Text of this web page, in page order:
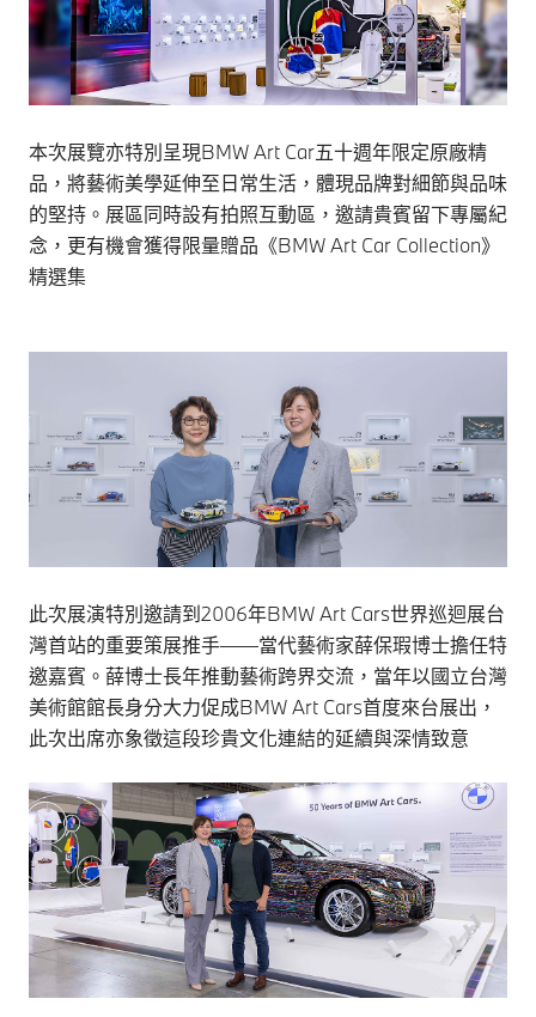
本次展覽亦特別呈現BMW Art Car五十週年限定原廠精
品，將藝術美學延伸至日常生活，體現品牌對細節與品味
的堅持。展區同時設有拍照互動區，邀請貴賓留下專屬紀
念，更有機會獲得限量贈品《BMW Art Car Collection》
精選集
此次展演特別邀請到2006年BMW Art Cars世界巡迴展台
灣首站的重要策展推手——當代藝術家薛保瑕博士擔任特
邀嘉賓。薛博士長年推動藝術跨界交流，當年以國立台灣
美術館館長身分大力促成BMW Art Cars首度來台展出，
此次出席亦象徵這段珍貴文化連結的延續與深情致意